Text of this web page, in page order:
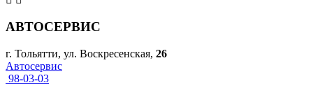
АВТОСЕРВИС
г. Тольятти, ул. Воскресенская, 26
Автосервис
98-03-03